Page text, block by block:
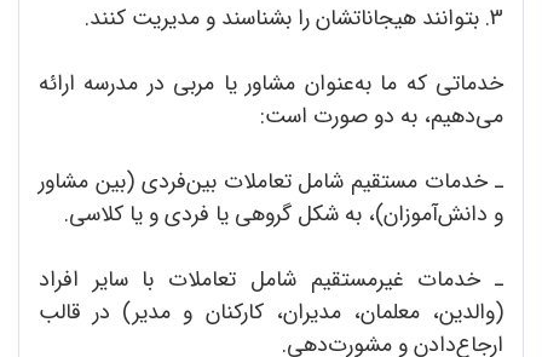
3. بتوانند هیجاناتشان را بشناسند و مدیریت کنند.
خدماتی که ما به‌عنوان مشاور یا مربی در مدرسه ارائه
می‌دهیم، به دو صورت است:
ـ خدمات مستقیم شامل تعاملات بین‌فردی (بین مشاور
و دانش‌آموزان)، به شکل گروهی یا فردی و یا کلاسی.
ـ خدمات غیرمستقیم شامل تعاملات با سایر افراد
(والدین، معلمان، مدیران، کارکنان و‌ مدیر) در قالب
ارجاع‌دادن و مشورت‌دهی.